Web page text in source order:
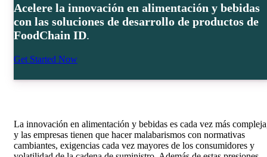
Acelere la innovación en alimentación y bebidas
con las soluciones de desarrollo de productos de
FoodChain ID.
Get Started Now
La innovación en alimentación y bebidas es cada vez más
y las empresas tienen que hacer malabarismos con normativas
cambiantes, exigencias cada vez mayores de los consumidores y